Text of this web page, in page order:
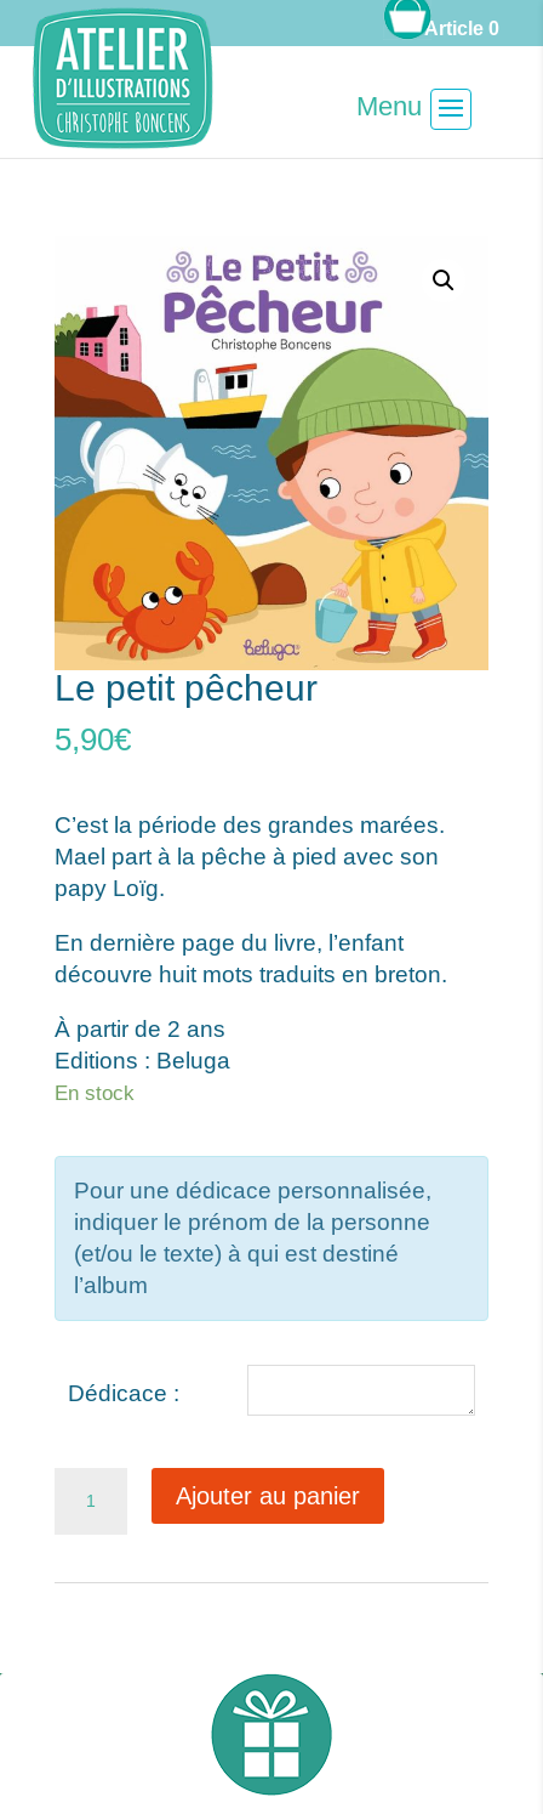
Article 0
Le petit pêcheur
5,90€
C’est la période des grandes marées.
Mael part à la pêche à pied avec son
papy Loïg.
En dernière page du livre, l’enfant
découvre huit mots traduits en breton.
À partir de 2 ans
Editions : Beluga
En stock
Pour une dédicace personnalisée,
indiquer le prénom de la personne
(et/ou le texte) à qui est destiné
l’album
Dédicace :
petit
Ajouter au panier